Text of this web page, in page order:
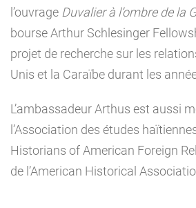
l’ouvrage Duvalier à l’ombre de la
bourse Arthur Schlesinger
projet de recherche sur les
Unis et la Caraïbe durant les
L’ambassadeur Arthus est aussi
l’Association des études
Historians of American Foreign
de l’American Historical